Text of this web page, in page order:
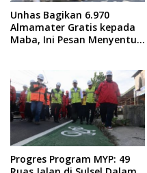
Unhas Bagikan 6.970
Almamater Gratis kepada
Maba, Ini Pesan Menyentuh
Progres Program MYP: 49